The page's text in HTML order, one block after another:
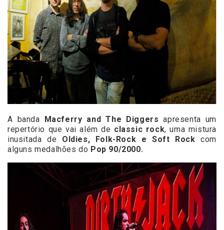
A banda Macferry and The Diggers apresenta um
repertório que vai além de classic rock, uma mistura
inusitada de Oldies, Folk-Rock e Soft Rock com
alguns medalhões do Pop 90/2000.